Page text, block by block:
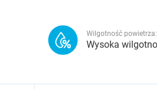
Wilgotność powietrza:
Wysoka